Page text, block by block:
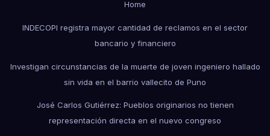
Home
INDECOPI registra mayor cantidad de reclamos en el sector
bancario y financiero
Investigan circunstancias de la muerte de joven ingeniero hallado
sin vida en el barrio vallecito de Puno
José Carlos Gutiérrez: Pueblos originarios no tienen
representación directa en el nuevo congreso